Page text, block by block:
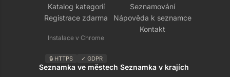
Katalog kategorií
Registrace zdarma
Instalace v Chrome
🔒 HTTPS ✓ GDPR
Seznamování
Nápověda k seznamce
Kontakt
Seznamka ve městech Seznamka v krajích